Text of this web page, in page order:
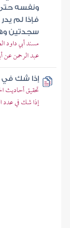
ونفسه حتى
فإذا لم
سجدتين
مسند أبي داود
عبد الرحمن عن
إذا شك في
تحقيق أحاديث
إذا شك في عدد